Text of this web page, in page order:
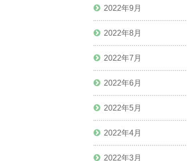
2022年9月
2022年8月
2022年7月
2022年6月
2022年5月
2022年4月
2022年3月